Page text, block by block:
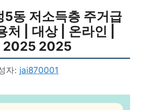
5동 저소득층 주거급
처 | 대상 | 온라인 |
2025 2025
자: jai870001